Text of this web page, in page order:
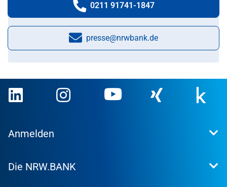
Telefonnummer:
0211 91741-1847
E-Mail:
presse@nrwbank.de
Anmelden
Kundenportal
Die NRW.BANK